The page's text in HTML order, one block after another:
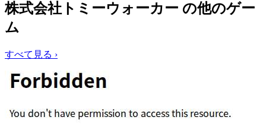
株式会社トミーウォーカー の他のゲー
ム
すべて見る ›